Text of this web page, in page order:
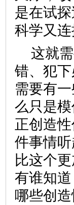
是在试
科学又
这就
错、犯
需要有
么只是
正创造
件事情
比这个
有谁知
哪些创